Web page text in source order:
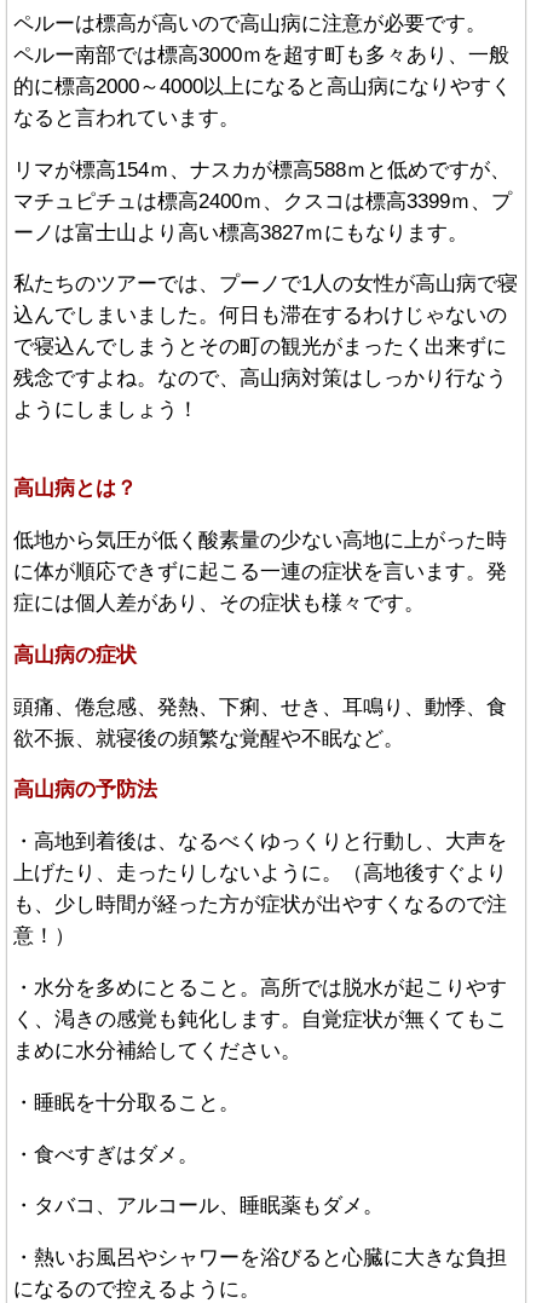
ペルーは標高が高いので高山病に注意が必要です。
ペルー南部では標高3000ｍを超す町も多々あり、一般
的に標高2000～4000以上になると高山病になりやすく
なると言われています。
リマが標高154ｍ、ナスカが標高588ｍと低めですが、
マチュピチュは標高2400ｍ、クスコは標高3399ｍ、プ
ーノは富士山より高い標高3827ｍにもなります。
私たちのツアーでは、プーノで1人の女性が高山病で寝
込んでしまいました。何日も滞在するわけじゃないの
で寝込んでしまうとその町の観光がまったく出来ずに
残念ですよね。なので、高山病対策はしっかり行なう
ようにしましょう！
高山病とは？
低地から気圧が低く酸素量の少ない高地に上がった時
に体が順応できずに起こる一連の症状を言います。発
症には個人差があり、その症状も様々です。
高山病の症状
頭痛、倦怠感、発熱、下痢、せき、耳鳴り、動悸、食
欲不振、就寝後の頻繁な覚醒や不眠など。
高山病の予防法
・高地到着後は、なるべくゆっくりと行動し、大声を
上げたり、走ったりしないように。（高地後すぐより
も、少し時間が経った方が症状が出やすくなるので注
意！）
・水分を多めにとること。高所では脱水が起こりやす
く、渇きの感覚も鈍化します。自覚症状が無くてもこ
まめに水分補給してください。
・睡眠を十分取ること。
・食べすぎはダメ。
・タバコ、アルコール、睡眠薬もダメ。
・熱いお風呂やシャワーを浴びると心臓に大きな負担
になるので控えるように。